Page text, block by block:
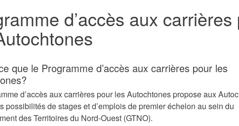
d’accès aux carrières
que le Programme d’accès aux carrières pour les
d’accès aux carrières pour les Autochtones propose aux
possibilités de stages et d’emplois de premier échelon au sein du
des Territoires du Nord-Ouest (GTNO).